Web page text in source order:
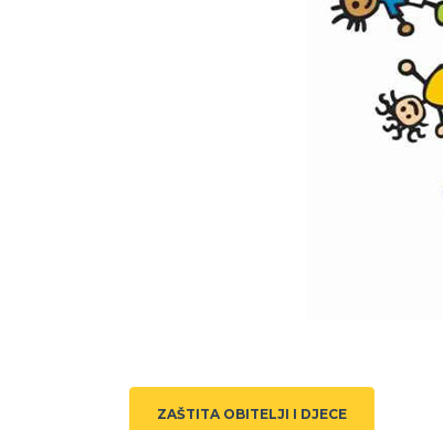
ZAŠTITA OBITELJI I DJECE